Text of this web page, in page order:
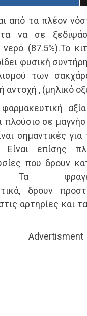
από τα πλέον
να σε
(87.5%).Το
φυσική
των
αντοχή , (μηλικό
πλούσιο σε
σημαντικές
επίσης
που δρουν
Τα
δρουν
αρτηρίες και
Advertisment